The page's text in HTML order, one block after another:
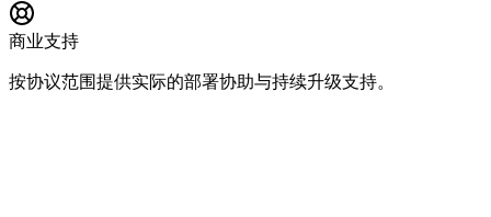
商业支持
按协议范围提供实际的部署协助与持续升级支持。